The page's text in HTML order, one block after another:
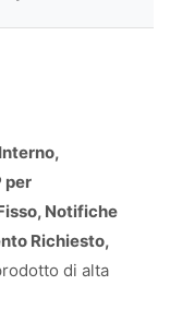
per
Notifiche
Richiesto,
di alta